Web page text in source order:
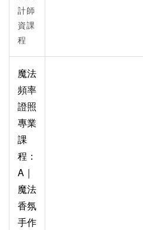
計師
資課
程
魔法
頻率
證照
專業
課
程：
A｜
魔法
香氛
手作